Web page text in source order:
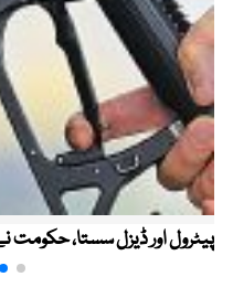
پیٹرول اور ڈیزل سستا، حکومت